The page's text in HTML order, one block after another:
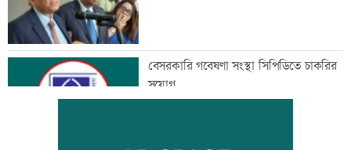
বেসরকারি গবেষণা সংস্থা সিপিডিতে চাকরির
সুযোগ